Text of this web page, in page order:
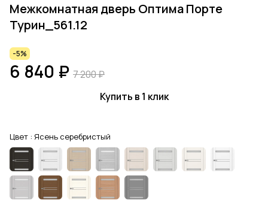
Межкомнатная дверь Оптима Порте
Турин_561.12
-5%
6 840 ₽ 7 200 ₽
Купить в 1 клик
Цвет : Ясень серебристый